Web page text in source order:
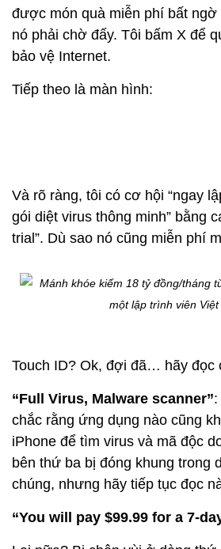
được món quà miễn phí bất ngờ
nó phải chờ đấy. Tôi bấm X để
bảo vệ Internet.
Tiếp theo là màn hình:
Và rõ ràng, tôi có cơ hội “ngay
gói diệt virus thông minh” bằng
trial”. Dù sao nó cũng miễn phí
Touch ID? Ok, đợi đã… hãy đọc
“Full Virus, Malware scanner”
chắc rằng ứng dụng nào cũng
iPhone để tìm virus và mã độc
bên thứ ba bị đóng khung trong
chúng, nhưng hãy tiếp tục đọc
“You will pay $99.99 for a 7-